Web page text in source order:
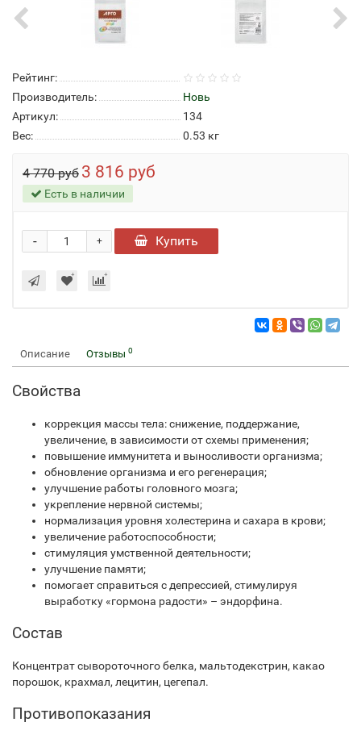
Рейтинг:
Производитель:
Новь
Артикул:
134
Вес:
0.53 кг
4 770 руб 3 816 руб
Есть в наличии
+
- Купить
Описание Отзывы 0
Свойства
коррекция массы тела: снижение, поддержание,
увеличение, в зависимости от схемы применения;
повышение иммунитета и выносливости организма;
обновление организма и его регенерация;
улучшение работы головного мозга;
укрепление нервной системы;
нормализация уровня холестерина и сахара в крови;
увеличение работоспособности;
стимуляция умственной деятельности;
улучшение памяти;
помогает справиться с депрессией, стимулируя
выработку «гормона радости» – эндорфина.
Состав
Концентрат сывороточного белка, мальтодекстрин, какао
порошок, крахмал, лецитин, цегепал.
Противопоказания